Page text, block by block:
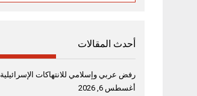
أحدث المقالات
رفض عربي وإسلامي للانتهاكات الإسرائيلية
أغسطس 6, 2026